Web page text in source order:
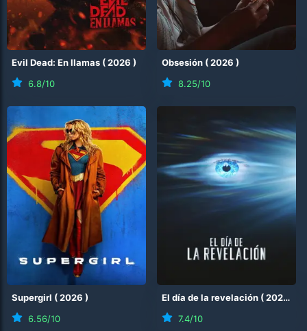
Evil Dead: En llamas (2026 )
6.8/10
Obsesión (2026 )
8.25/10
Supergirl (2026 )
6.56/10
El día de la revelación (2026 )
7.4/10